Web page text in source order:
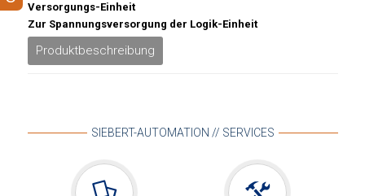
Versorgungs-Einheit
Zur Spannungsversorgung der Logik-Einheit
Produktbeschreibung
SIEBERT-AUTOMATION // SERVICES